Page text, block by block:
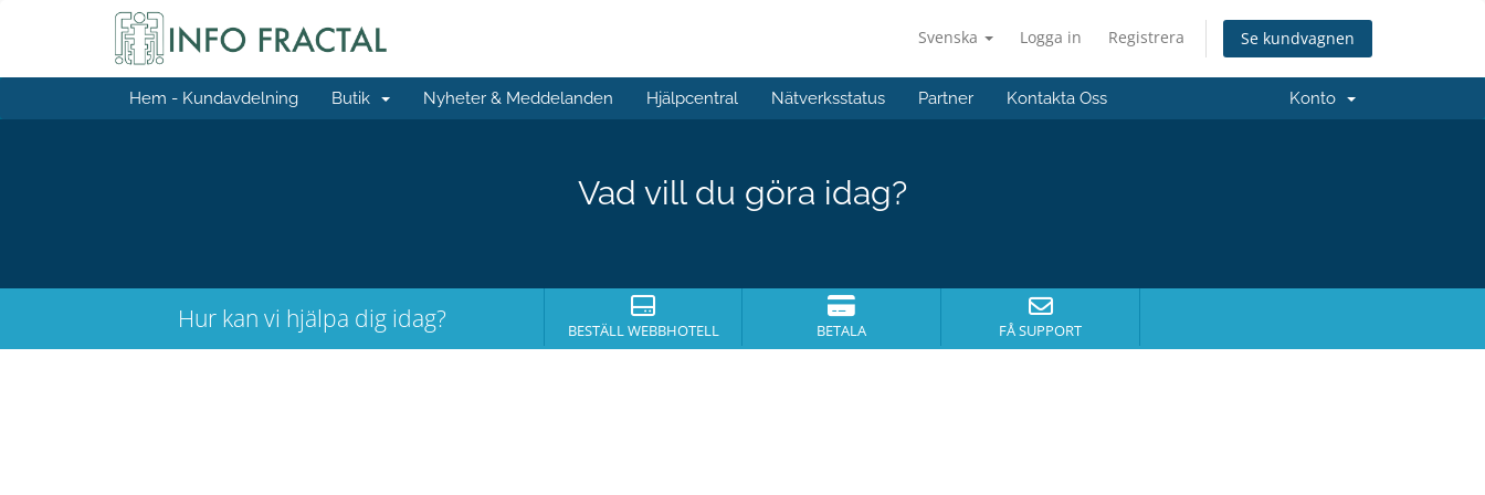
Svenska Logga in Registrera Se kundvagnen
Hem - Kundavdelning Butik Nyheter & Meddelanden Hjälpcentral Nätverksstatus Partner Kontakta Oss Konto
Vad vill du göra idag?
Hur kan vi hjälpa dig idag? BESTÄLL WEBBHOTELL BETALA FÅ SUPPORT